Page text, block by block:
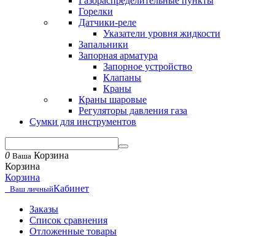
Горелки
Датчики-реле
Указатели уровня жидкости
Запальники
Запорная арматура
Запорное устройство
Клапаны
Краны
Краны шаровые
Регуляторы давления газа
Сумки для инструментов
0 Ваша Корзина
Корзина
Корзина
Ваш личныйКабинет
Заказы
Список сравнения
Отложенные товары